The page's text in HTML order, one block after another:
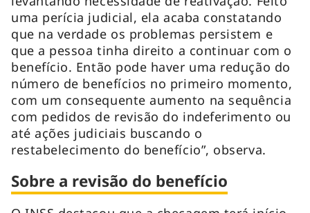
uma perícia judicial, ela acaba constatando
que na verdade os problemas persistem e
que a pessoa tinha direito a continuar com o
benefício. Então pode haver uma redução do
número de benefícios no primeiro momento,
com um consequente aumento na sequência
com pedidos de revisão do indeferimento ou
até ações judiciais buscando o
restabelecimento do benefício”, observa.
Sobre a revisão do benefício